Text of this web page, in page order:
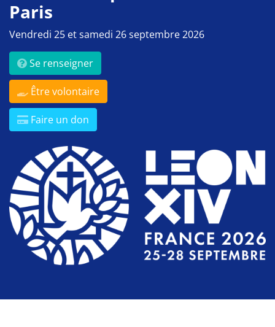
Paris
Vendredi 25 et samedi 26 septembre 2026
Se renseigner
Être volontaire
Faire un don